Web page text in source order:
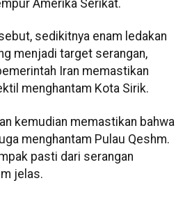
Amerika Serikat.
sedikitnya enam ledakan
menjadi target serangan,
Iran memastikan
menghantam Kota Sirik.
kemudian memastikan bahwa
menghantam Pulau Qeshm.
pasti dari serangan
jelas.